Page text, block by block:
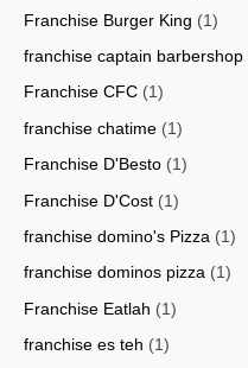
Franchise Burger King (1)
franchise captain barbershop
Franchise CFC (1)
franchise chatime (1)
Franchise D'Besto (1)
Franchise D'Cost (1)
franchise domino's Pizza (1)
franchise dominos pizza (1)
Franchise Eatlah (1)
franchise es teh (1)